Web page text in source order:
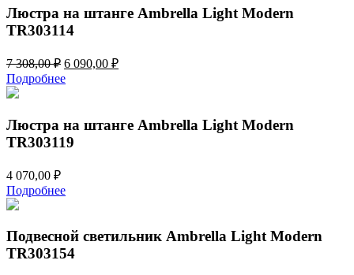
308,00 ₽.
Люстра на штанге Ambrella Light Modern
TR303114
7 308,00₽ Первоначальная
цена
составляла
6 090,00 ₽Текущая
Подробнее
Люстра на штанге Ambrella Light Modern
TR303119
4 070,00 ₽
Подробнее
Подвесной светильник Ambrella Light Modern
TR303154